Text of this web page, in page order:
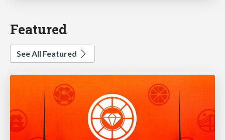
Featured
See All Featured